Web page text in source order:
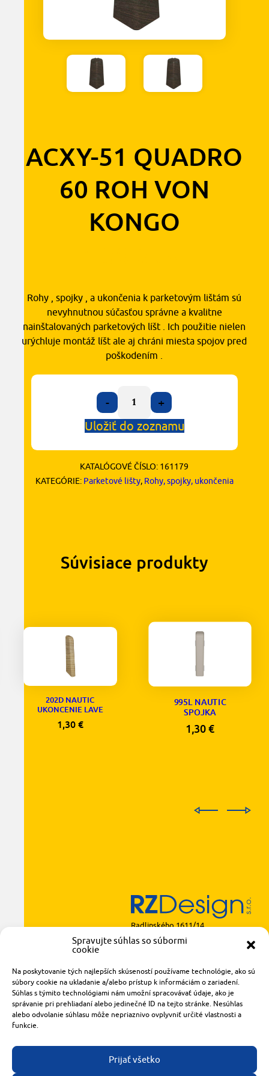
Spravujte súhlas so súbormi
cookie
Na poskytovanie tých najlepších skúseností používame technológie, ako sú
súbory cookie na ukladanie a/alebo prístup k informáciám o zariadení.
Súhlas s týmito technológiami nám umožní spracovávať údaje, ako je
správanie pri prehliadaní alebo jedinečné ID na tejto stránke. Nesúhlas
alebo odvolanie súhlasu môže nepriaznivo ovplyvniť určité vlastnosti a
funkcie.
Prijať všetko
ACXY-51 QUADRO
60 ROH VON
KONGO
Rohy , spojky , a ukončenia k parketovým lištám sú
nevyhnutnou súčasťou správne a kvalitne
nainštalovaných parketových líšt . Ich použitie nielen
urýchluje montáž líšt ale aj chráni miesta spojov pred
poškodením .
-
+
Uložiť do zoznamu
KATALÓGOVÉ ČÍSLO: 161179
KATEGÓRIE: Parketové lišty, Rohy, spojky, ukončenia
Súvisiace produkty
202D NAUTIC
UKONCENIE LAVE
1,30 €
995L NAUTIC
SPOJKA
1,30€
Radlinského 1611/14
921 01 Piešťany
made with
bytomashalo.com